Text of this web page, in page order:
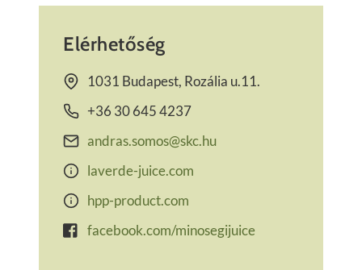
Elérhetőség
1031 Budapest, Rozália u.11.
+36 30 645 4237
andras.somos@skc.hu
laverde-juice.com
hpp-product.com
facebook.com/minosegijuice